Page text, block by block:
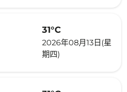
31°C
2026年08月13日(星
期四)